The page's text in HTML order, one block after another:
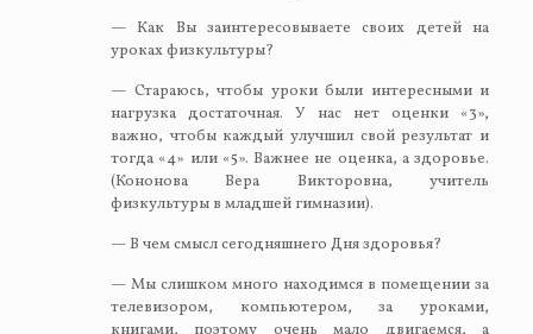
— Как Вы заинтересовываете своих детей на
уроках физкультуры?
— Стараюсь, чтобы уроки были интересными и
нагрузка достаточная. У нас нет оценки «3»,
важно, чтобы каждый улучшил свой результат и
тогда «4» или «5». Важнее не оценка, а здоровье.
(Кононова Вера Викторовна, учитель
физкультуры в младшей гимназии).
— В чем смысл сегодняшнего Дня здоровья?
— Мы слишком много находимся в помещении за
телевизором, компьютером, за уроками,